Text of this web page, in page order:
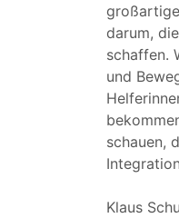
darum,
schaffen.
und
schauen,
Klaus